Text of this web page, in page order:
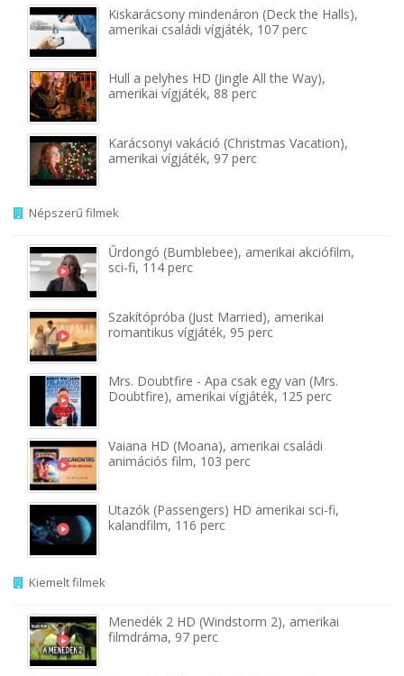
Kiskarácsony mindenáron (Deck the Halls),
amerikai családi vígjáték, 107 perc
Hull a pelyhes HD (Jingle All the Way),
amerikai vígjáték, 88 perc
Karácsonyi vakáció (Christmas Vacation),
amerikai vígjáték, 97 perc
Népszerű filmek
Űrdongó (Bumblebee), amerikai akciófilm,
sci-fi, 114 perc
Szakítópróba (Just Married), amerikai
romantikus vígjáték, 95 perc
Mrs. Doubtfire - Apa csak egy van (Mrs.
Doubtfire), amerikai vígjáték, 125 perc
Vaiana HD (Moana), amerikai családi
animációs film, 103 perc
Utazók (Passengers) HD amerikai sci-fi,
kalandfilm, 116 perc
Kiemelt filmek
Menedék 2 HD (Windstorm 2), amerikai
filmdráma, 97 perc